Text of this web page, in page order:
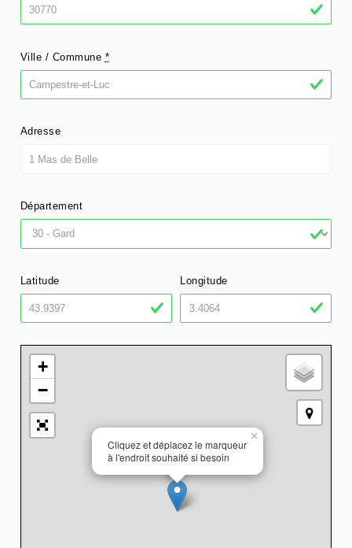
Ville / Commune *
Adresse
Département
Latitude Longitude
Cliquez et déplacez le marqueur
à l'endroit souhaité si besoin
×
+
−